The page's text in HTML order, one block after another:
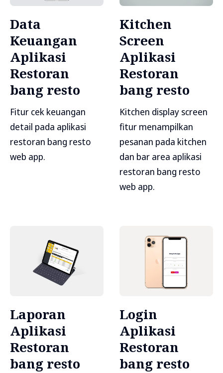
Data
Keuangan
Aplikasi
Restoran
bang resto
Fitur cek keuangan
detail pada aplikasi
restoran bang resto
web app.
Kitchen
Screen
Aplikasi
Restoran
bang resto
Kitchen display screen
fitur menampilkan
pesanan pada kitchen
dan bar area aplikasi
restoran bang resto
web app.
Laporan
Aplikasi
Restoran
bang resto
Login
Aplikasi
Restoran
bang resto